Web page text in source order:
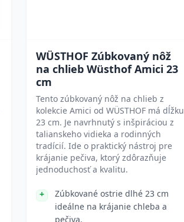
WÜSTHOF Zúbkovaný nôž
na chlieb Wüsthof Amici 23
cm
Tento zúbkovaný nôž na chlieb z
kolekcie Amici od WÜSTHOF má dĺžku
23 cm. Je navrhnutý s inšpiráciou z
talianskeho vidieka a rodinných
tradícií. Ide o praktický nástroj pre
krájanie pečiva, ktorý zdôrazňuje
jednoduchosť a kvalitu.
Zúbkované ostrie dlhé 23 cm
ideálne na krájanie chleba a
pečiva.